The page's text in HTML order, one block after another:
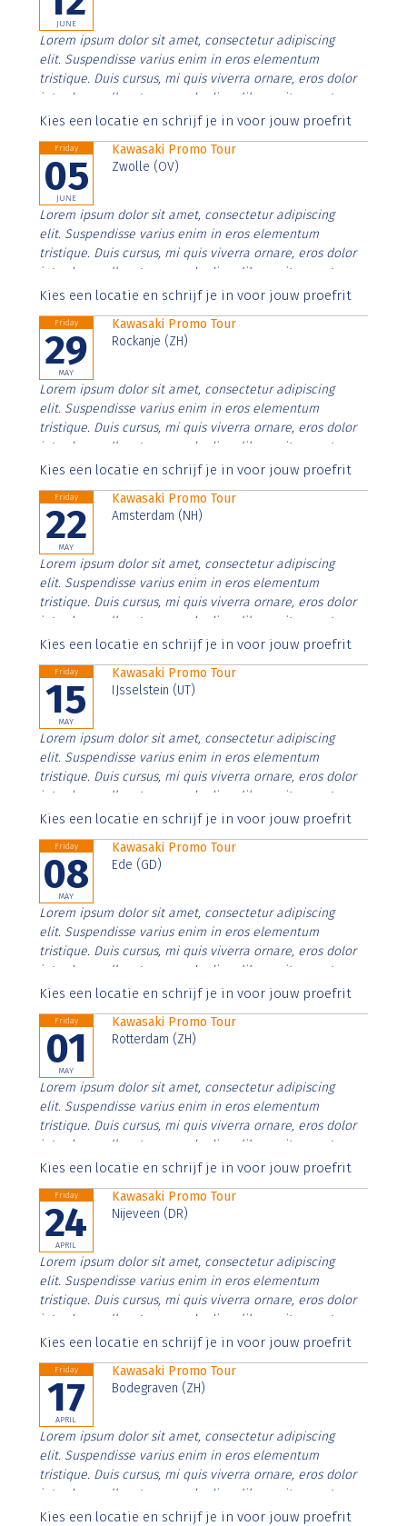
JUNE
Lorem ipsum dolor sit amet, consectetur adipiscing
elit. Suspendisse varius enim in eros elementum
tristique. Duis cursus, mi quis viverra ornare, eros dolor
interdum nulla, ut commodo diam libero vitae erat.
Aenean faucibus nibh et justo cursus id rutrum lorem
Kies een locatie en schrijf je in voor jouw proefrit
Friday
05
JUNE
Kawasaki Promo Tour
Zwolle (OV)
Lorem ipsum dolor sit amet, consectetur adipiscing
elit. Suspendisse varius enim in eros elementum
tristique. Duis cursus, mi quis viverra ornare, eros dolor
interdum nulla, ut commodo diam libero vitae erat.
Aenean faucibus nibh et justo cursus id rutrum lorem
Kies een locatie en schrijf je in voor jouw proefrit
Friday
29
MAY
Kawasaki Promo Tour
Rockanje (ZH)
Lorem ipsum dolor sit amet, consectetur adipiscing
elit. Suspendisse varius enim in eros elementum
tristique. Duis cursus, mi quis viverra ornare, eros dolor
interdum nulla, ut commodo diam libero vitae erat.
Aenean faucibus nibh et justo cursus id rutrum lorem
Kies een locatie en schrijf je in voor jouw proefrit
Friday
22
MAY
Kawasaki Promo Tour
Amsterdam (NH)
Lorem ipsum dolor sit amet, consectetur adipiscing
elit. Suspendisse varius enim in eros elementum
tristique. Duis cursus, mi quis viverra ornare, eros dolor
interdum nulla, ut commodo diam libero vitae erat.
Aenean faucibus nibh et justo cursus id rutrum lorem
Kies een locatie en schrijf je in voor jouw proefrit
Friday
15
MAY
Kawasaki Promo Tour
IJsselstein (UT)
Lorem ipsum dolor sit amet, consectetur adipiscing
elit. Suspendisse varius enim in eros elementum
tristique. Duis cursus, mi quis viverra ornare, eros dolor
interdum nulla, ut commodo diam libero vitae erat.
Aenean faucibus nibh et justo cursus id rutrum lorem
Kies een locatie en schrijf je in voor jouw proefrit
Friday
08
MAY
Kawasaki Promo Tour
Ede (GD)
Lorem ipsum dolor sit amet, consectetur adipiscing
elit. Suspendisse varius enim in eros elementum
tristique. Duis cursus, mi quis viverra ornare, eros dolor
interdum nulla, ut commodo diam libero vitae erat.
Aenean faucibus nibh et justo cursus id rutrum lorem
Kies een locatie en schrijf je in voor jouw proefrit
Friday
01
MAY
Kawasaki Promo Tour
Rotterdam (ZH)
Lorem ipsum dolor sit amet, consectetur adipiscing
elit. Suspendisse varius enim in eros elementum
tristique. Duis cursus, mi quis viverra ornare, eros dolor
interdum nulla, ut commodo diam libero vitae erat.
Aenean faucibus nibh et justo cursus id rutrum lorem
Kies een locatie en schrijf je in voor jouw proefrit
Friday
24
APRIL
Kawasaki Promo Tour
Nijeveen (DR)
Lorem ipsum dolor sit amet, consectetur adipiscing
elit. Suspendisse varius enim in eros elementum
tristique. Duis cursus, mi quis viverra ornare, eros dolor
interdum nulla, ut commodo diam libero vitae erat.
Aenean faucibus nibh et justo cursus id rutrum lorem
Kies een locatie en schrijf je in voor jouw proefrit
Friday
17
APRIL
Kawasaki Promo Tour
Bodegraven (ZH)
Lorem ipsum dolor sit amet, consectetur adipiscing
elit. Suspendisse varius enim in eros elementum
tristique. Duis cursus, mi quis viverra ornare, eros dolor
interdum nulla, ut commodo diam libero vitae erat.
Aenean faucibus nibh et justo cursus id rutrum lorem
Kies een locatie en schrijf je in voor jouw proefrit